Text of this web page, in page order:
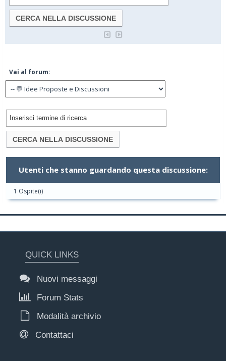
Vai al forum:
Utenti che stanno guardando questa discussione:
1 Ospite(i)
QUICK LINKS
Nuovi messaggi
Forum Stats
Modalità archivio
Contattaci